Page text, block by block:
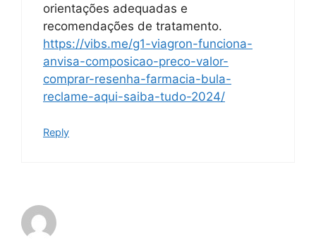
orientações adequadas e
recomendações de tratamento.
https://vibs.me/g1-viagron-funciona-
anvisa-composicao-preco-valor-
comprar-resenha-farmacia-bula-
reclame-aqui-saiba-tudo-2024/
Reply